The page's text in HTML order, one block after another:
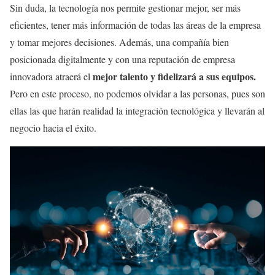
Sin duda, la tecnología nos permite gestionar mejor, ser más
eficientes, tener más información de todas las áreas de la empresa
y tomar mejores decisiones. Además, una compañía bien
posicionada digitalmente y con una reputación de empresa
innovadora atraerá el mejor talento y fidelizará a sus equipos.
Pero en este proceso, no podemos olvidar a las personas, pues son
ellas las que harán realidad la integración tecnológica y llevarán al
negocio hacia el éxito.